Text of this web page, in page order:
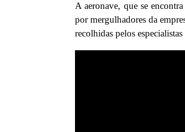
A aeronave, que se
por mergulhadores da
recolhidas pelos